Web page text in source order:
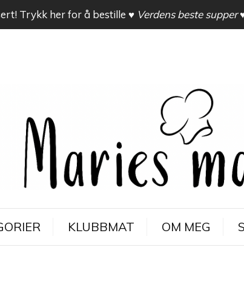
KLUBBMAT OM MEG
Trykk her for å bestille ♥ Verdens beste supper